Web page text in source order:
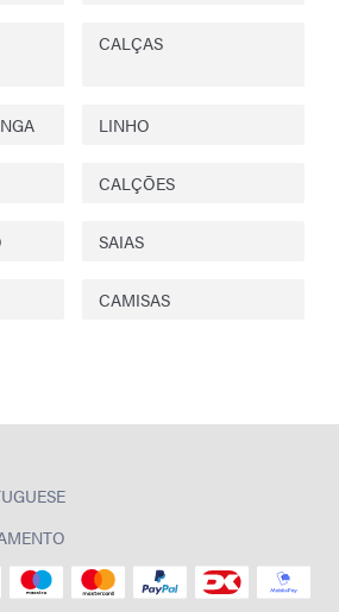
CALÇAS
LINHO
CALÇÕES
SAIAS
CAMISAS